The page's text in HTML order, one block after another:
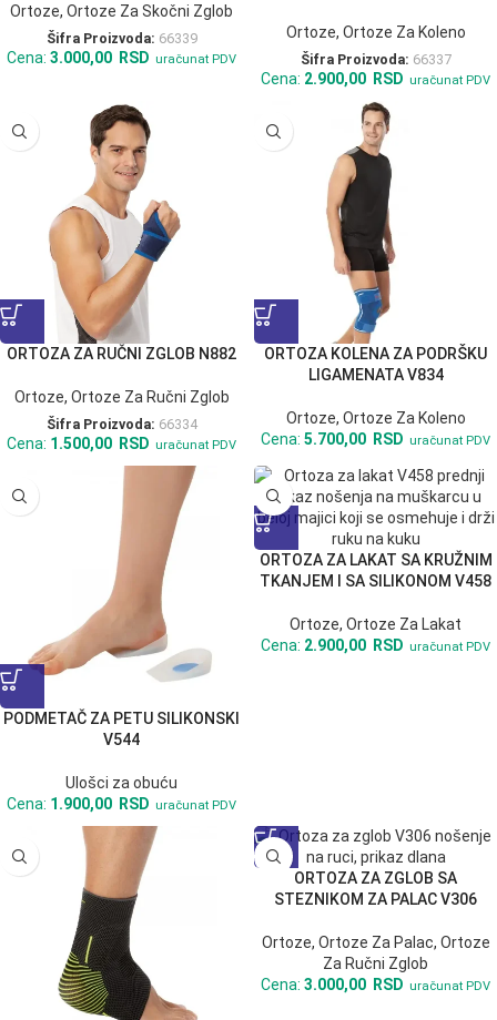
Ortoze, Ortoze Za Skočni Zglob
Šifra Proizvoda: 66339
Cena: 3.000,00 RSD uračunat PDV
Ortoze, Ortoze Za Koleno
Šifra Proizvoda: 66337
Cena: 2.900,00 RSD uračunat PDV
ORTOZA ZA RUČNI ZGLOB N882
Ortoze, Ortoze Za Ručni Zglob
Šifra Proizvoda: 66334
Cena: 1.500,00 RSD uračunat PDV
ORTOZA KOLENA ZA PODRŠKU
LIGAMENATA V834
Ortoze, Ortoze Za Koleno
Cena: 5.700,00 RSD uračunat PDV
PODMETAČ ZA PETU SILIKONSKI
V544
Ulošci za obuću
Cena: 1.900,00 RSD uračunat PDV
ORTOZA ZA LAKAT SA KRUŽNIM
TKANJEM I SA SILIKONOM V458
Ortoze, Ortoze Za Lakat
Cena: 2.900,00 RSD uračunat PDV
ORTOZA ZA ZGLOB SA
STEZNIKOM ZA PALAC V306
Ortoze, Ortoze Za Palac, Ortoze
Za Ručni Zglob
Cena: 3.000,00 RSD uračunat PDV